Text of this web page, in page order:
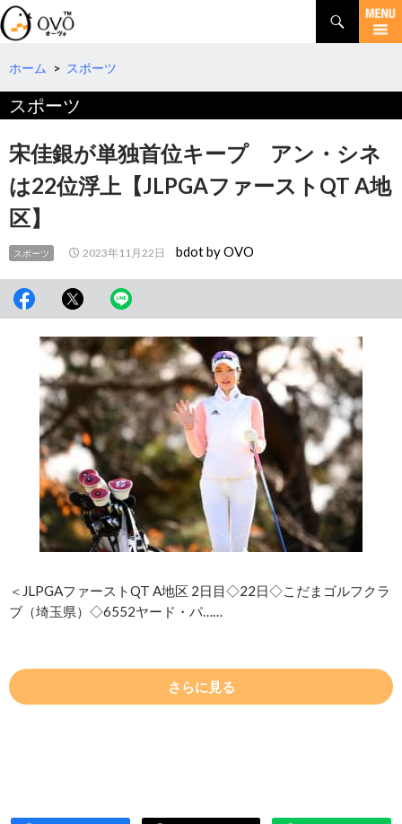
検
索
コ
テ
へ
移
動
ホーム > スポーツ
スポーツ
宋佳銀が単独首位キープ アン・シネ
は22位浮上【JLPGAファーストQT A地
区】
スポーツ 2023年11月22日 bdot by OVO
＜JLPGAファーストQT A地区 2日目◇22日◇こだまゴルフクラ
ブ（埼玉県）◇6552ヤード・パ……
さらに見る